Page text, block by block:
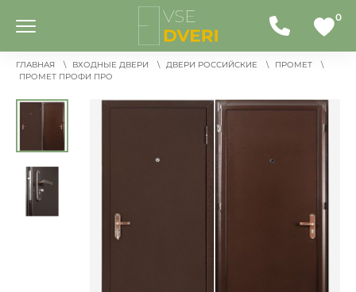
0
ГЛАВНАЯ ВХОДНЫЕ ДВЕРИ ДВЕРИ РОССИЙСКИЕ
ПРОМЕТ
ПРОМЕТ ПРОФИ ПРО